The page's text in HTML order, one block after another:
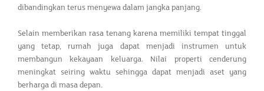
dibandingkan terus menyewa dalam jangka panjang.
Selain memberikan rasa tenang karena memiliki tempat tinggal
yang tetap, rumah juga dapat menjadi instrumen untuk
membangun kekayaan keluarga. Nilai properti cenderung
meningkat seiring waktu sehingga dapat menjadi aset yang
berharga di masa depan.